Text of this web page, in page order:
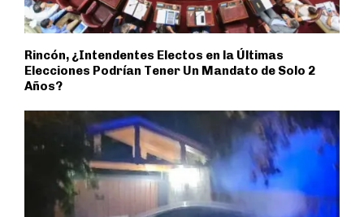
Rincón, ¿Intendentes Electos en la Últimas
Elecciones Podrían Tener Un Mandato de Solo 2
Años?